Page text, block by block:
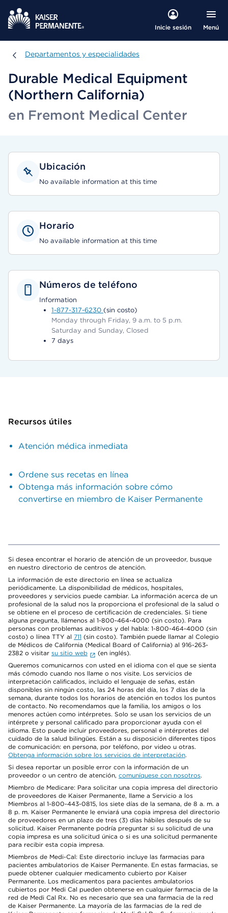
Inicie sesión Menú
Departamentos y especialidades
Departamentos y especialidades
Durable Medical Equipment
(Northern California)
en Fremont Medical Center
Ubicación
No available information at this time
Horario
No available information at this time
Números de teléfono
Information
1-877-317-6230 (sin costo)
Monday through Friday, 9 a.m. to 5 p.m.
Saturday and Sunday, Closed
7 days
Recursos útiles
Atención médica inmediata
Ordene sus recetas en línea
Obtenga más información sobre cómo
convertirse en miembro de Kaiser Permanente
Si desea encontrar el horario de atención de un proveedor, busque
en nuestro directorio de centros de atención.
La información de este directorio en línea se actualiza
periódicamente. La disponibilidad de médicos, hospitales,
proveedores y servicios puede cambiar. La información acerca de un
profesional de la salud nos la proporciona el profesional de la salud o
se obtiene en el proceso de certificación de credenciales. Si tiene
alguna pregunta, llámenos al 1-800-464-4000 (sin costo). Para
personas con problemas auditivos y del habla: 1-800-464-4000 (sin
costo) o línea TTY al 711 (sin costo). También puede llamar al Colegio
de Médicos de California (Medical Board of California) al 916-263-
2382 o visitar su sitio web
(en inglés).
Queremos comunicarnos con usted en el idioma con el que se sienta
más cómodo cuando nos llame o nos visite. Los servicios de
interpretación calificados, incluido el lenguaje de señas, están
disponibles sin ningún costo, las 24 horas del día, los 7 días de la
semana, durante todos los horarios de atención en todos los puntos
de contacto. No recomendamos que la familia, los amigos o los
menores actúen como intérpretes. Solo se usan los servicios de un
intérprete y personal calificado para proporcionar ayuda con el
idioma. Esto puede incluir proveedores, personal e intérpretes del
cuidado de la salud bilingües. Están a su disposición diferentes tipos
de comunicación: en persona, por teléfono, por video u otras.
Obtenga información sobre los servicios de interpretación.
Si desea reportar un posible error con la información de un
proveedor o un centro de atención, comuníquese con nosotros.
Miembro de Medicare: Para solicitar una copia impresa del directorio
de proveedores de Kaiser Permanente, llame a Servicio a los
Miembros al 1-800-443-0815, los siete días de la semana, de 8 a. m. a
8 p. m. Kaiser Permanente le enviará una copia impresa del directorio
de proveedores en un plazo de tres (3) días hábiles después de su
solicitud. Kaiser Permanente podría preguntar si su solicitud de una
copia impresa es una solicitud única o si es una solicitud permanente
para recibir esta copia impresa.
Miembros de Medi-Cal: Este directorio incluye las farmacias para
pacientes ambulatorios de Kaiser Permanente. En estas farmacias, se
puede obtener cualquier medicamento cubierto por Kaiser
Permanente. Los medicamentos para pacientes ambulatorios
cubiertos por Medi Cal pueden obtenerse en cualquier farmacia de la
red de Medi Cal Rx. No es necesario que sea una farmacia de la red
de Kaiser Permanente. La mayoría de las farmacias de la red de